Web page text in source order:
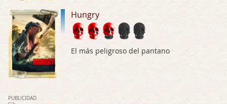
Possession
Por: Chupasangre
Mi opinión en su día. Su duracion me ha …
El eslabón podrido
Por: Luar
Hungry
El más peligroso del pantano
PUBLICIDAD